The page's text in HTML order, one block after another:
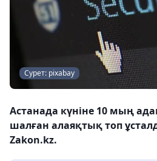
Сурет: pixabay
Астанада күніне 10 мың
шалған алаяқтық топ
Zakon.kz.